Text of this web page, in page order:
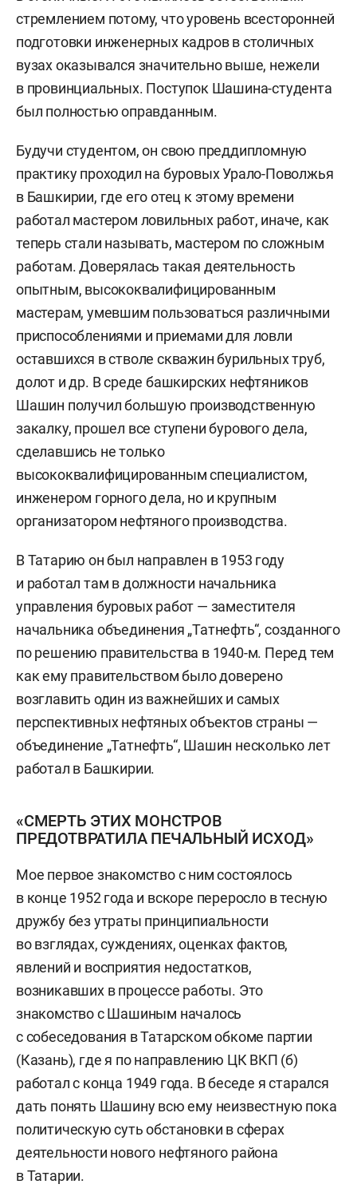
стремлением потому, что уровень всесторонней
подготовки инженерных кадров в столичных
вузах оказывался значительно выше, нежели
в провинциальных. Поступок Шашина-студента
был полностью оправданным.
Будучи студентом, он свою преддипломную
практику проходил на буровых Урало-Поволжья
в Башкирии, где его отец к этому времени
работал мастером ловильных работ, иначе, как
теперь стали называть, мастером по сложным
работам. Доверялась такая деятельность
опытным, высококвалифицированным
мастерам, умевшим пользоваться различными
приспособлениями и приемами для ловли
оставшихся в стволе скважин бурильных труб,
долот и др. В среде башкирских нефтяников
Шашин получил большую производственную
закалку, прошел все ступени бурового дела,
сделавшись не только
высококвалифицированным специалистом,
инженером горного дела, но и крупным
организатором нефтяного производства.
В Татарию он был направлен в 1953 году
и работал там в должности начальника
управления буровых работ — заместителя
начальника объединения „Татнефть“, созданного
по решению правительства в 1940-м. Перед тем
как ему правительством было доверено
возглавить один из важнейших и самых
перспективных нефтяных объектов страны —
объединение „Татнефть“, Шашин несколько лет
работал в Башкирии.
«СМЕРТЬ ЭТИХ МОНСТРОВ
ПРЕДОТВРАТИЛА ПЕЧАЛЬНЫЙ ИСХОД»
Мое первое знакомство с ним состоялось
в конце 1952 года и вскоре переросло в тесную
дружбу без утраты принципиальности
во взглядах, суждениях, оценках фактов,
явлений и восприятия недостатков,
возникавших в процессе работы. Это
знакомство с Шашиным началось
с собеседования в Татарском обкоме партии
(Казань), где я по направлению ЦК ВКП (б)
работал с конца 1949 года. В беседе я старался
дать понять Шашину всю ему неизвестную пока
политическую суть обстановки в сферах
деятельности нового нефтяного района
в Татарии.